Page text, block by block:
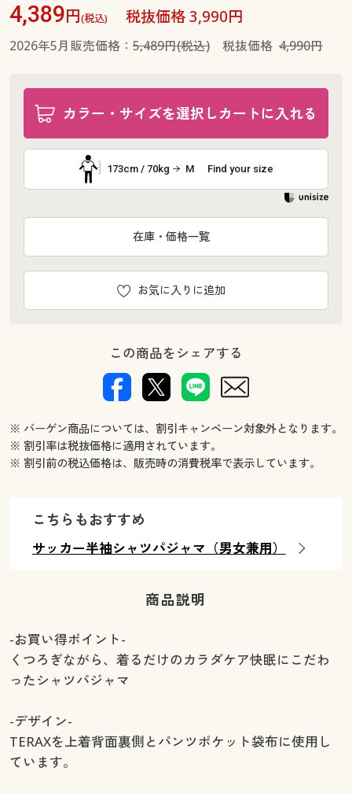
よくある質問とお問い合わせ
4,389円(税込) 税抜価格 3,990円
2026年5月販売価格： 5,489円(税込)税抜価格 4,990円
カラー・サイズを選択しカートに入れる
173cm / 70kg M Find your size
お気に入りに追加
在庫・価格一覧
この商品をシェアする
※ バーゲン商品については、割引キャンペーン対象外となります。
※ 割引率は税抜価格に適用されています。
※ 割引前の税込価格は、販売時の消費税率で表示しています。
こちらもおすすめ
サッカー半袖シャツパジャマ（男女兼用）
商品説明
-お買い得ポイント-
くつろぎながら、着るだけのカラダケア快眠にこだわ
ったシャツパジャマ
-デザイン-
TERAXを上着背面裏側とパンツポケット袋布に使用し
ています。